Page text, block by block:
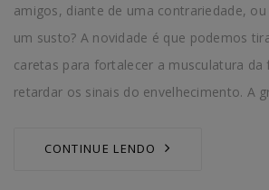
amigos, diante de uma contrariedade,
um susto? A novidade é que podemos
caretas para fortalecer a musculatura da
retardar os sinais do envelhecimento. A
CONTINUE LENDO